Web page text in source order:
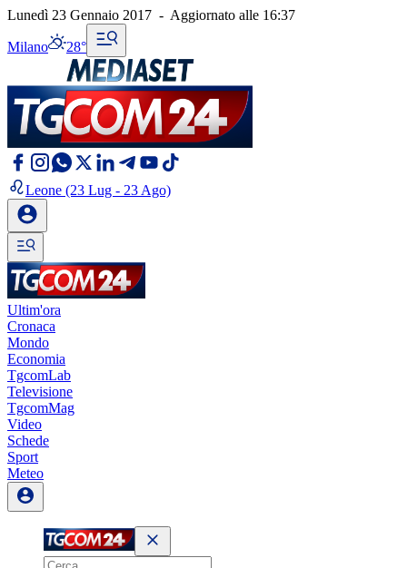
Lunedì 23 Gennaio 2017 - Aggiornato alle 16:37
Milano 28°
Leone (23 Lug - 23 Ago)
Ultim'ora
Cronaca
Mondo
Economia
TgcomLab
Televisione
TgcomMag
Video
Schede
Sport
Meteo